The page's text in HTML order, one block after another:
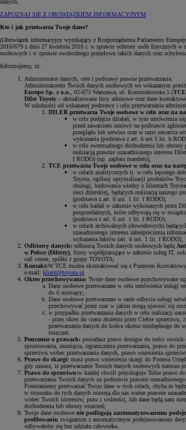
danych.
ZAPOZNAJ SIĘ Z OBOWIĄZKIEM INFORMACYJNYM
Kto i jak przetwarza Twoje dane?
(Obowiązek informacyjny wynikający z Rozporządzenia Parlamentu
2016/679 z dnia 27 kwietnia 2016 r. w sprawie ochrony osób fizycznych w
osobowych i w sprawie swobodnego przepływu takich danych oraz
Informujemy, iż:
Administrator danych, cele i podstawy prawne przetwarzania:
Administratorem Twoich danych osobowych we wskazanym
Europe Sp. z o.o. , 02-673 Warszawa, ul. Konstruktorska 5 (TCE
Diler Toyoty – aktualizowane listy adresowe oraz dane
W zależności od wskazanej podstawy i celu przetwarzania
DILER przetwarza Twoje osobowe w celu oraz na
w celu podjęcia działań, w tym umówienia się
przed zawarciem umowy na podstawie
przeglądu lub serwisu oraz w razie zawarcia
wykonania (podstawa z art. 6 ust 1 lit. b
w celu ewentualnego dochodzenia lub obrony
realizacją prawnie uzasadnionego interesu
f RODO) (np. zapłata mandatu);
TCE przetwarza Twoje osobowe w celu oraz na
w celach analitycznych tj. w celu lepszego
Toyota, ogólnej optymalizacji produktów
obsługi, budowania wiedzy o klientach
sieci dilerskiej, będących realizacją naszego
(podstawa z art. 6 ust. 1 lit. f RODO);
w celu badań w zakresie wykonanych przez
posprzedażnych, które odbywają się w
(podstawa z art. 6 ust. 1 lit. f RODO);
w celach archiwalnych (dowodowych)
uzasadnionego interesu zabezpieczenia
wykazania faktów (art. 6 ust. 1 lit. f RODO);
Odbiorcy danych: odbiorcą Twoich danych osobowych będą
w Polsce (Dilerzy) , firmy współpracujące w zakresie usług IT,
call center, spółki z grupy TOYOTA;
Kontakt:W TCE można skontaktować się z Punktem
e-mail: klient@toyota.pl
Okres przechowywania: Twoje dane osobowe przechowywane są:
Dane osobowe przetwarzane w celu umówienia usługi
do 6 miesięcy;
Dane osobowe przetwarzane w razie odbycia usługi
przechowywać przez czas w jakim mogą ujawnić się
w przypadku przetwarzania danych w celu realizacji
- przez okres do czasu złożenia przez Ciebie sprzeciwu,
przetwarzania danych do końca okresu niezbędnego do
roszczeń.
Pouczenie o prawach: posiadasz prawo dostępu do treści swoich
sprostowania, usunięcia, ograniczenia przetwarzania, prawo do
sprzeciwu wobec przetwarzania danych, prawo wniesienia
Prawo do skargi: masz prawo wniesienia skargi do Prezesa
gdy uznasz, iż przetwarzanie Twoich danych osobowych narusza
Prawo do sprzeciwu:w każdej chwili przysługuje Tobie prawo
przetwarzania Twoich danych na podstawie prawnie
Przestaniemy przetwarzać Twoje dane w tych celach, chyba że
w stosunku do tych danych istnieją dla nas ważne prawnie
wobec Twoich interesów, praw i wolności, lub dane będą nam
dochodzenia lub obrony roszczeń;
Twoje dane osobowe nie podlegają zautomatyzowanemu
profilowaniu związanym z automatycznym podejmowaniem
odbywałoby się bez udziału człowieka.